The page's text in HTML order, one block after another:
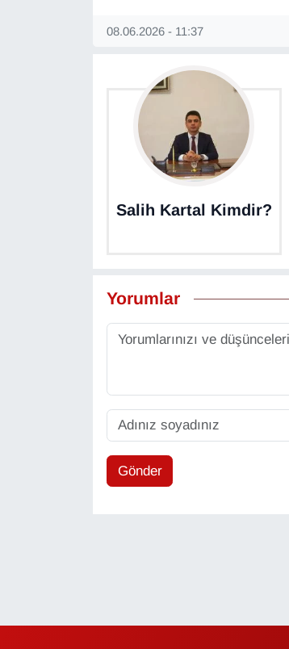
08.06.2026 - 11:37
Salih Kartal Kimdir?
Yorumlar
Gönder
Sinema - TV
TEKNOLOJİ
YAŞAM